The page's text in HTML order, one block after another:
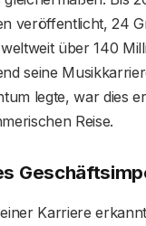
veröffentlicht, 24
über 140
seine
legte, war dies
Reise.
Karriere